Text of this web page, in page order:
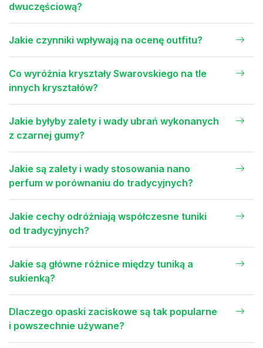
dwuczęściową?
Jakie czynniki wpływają na ocenę outfitu?
Co wyróżnia kryształy Swarovskiego na tle
innych kryształów?
Jakie byłyby zalety i wady ubrań wykonanych
z czarnej gumy?
Jakie są zalety i wady stosowania nano
perfum w porównaniu do tradycyjnych?
Jakie cechy odróżniają współczesne tuniki
od tradycyjnych?
Jakie są główne różnice między tuniką a
sukienką?
Dlaczego opaski zaciskowe są tak popularne
i powszechnie używane?